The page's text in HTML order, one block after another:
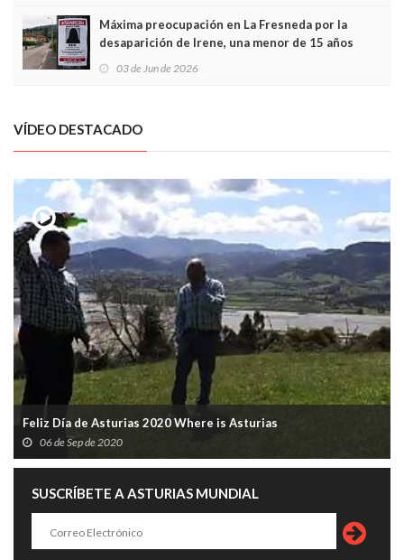
Máxima preocupación en La Fresneda por la
desaparición de Irene, una menor de 15 años
03 de Jun de 2026
VÍDEO DESTACADO
Feliz Día de Asturias 2020 Where is Asturias
06 de Sep de 2020
SUSCRÍBETE A ASTURIAS MUNDIAL